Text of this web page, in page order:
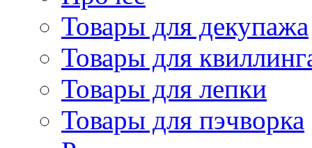
Товары для декупажа
Товары для
Товары для лепки
Товары для пэчворка